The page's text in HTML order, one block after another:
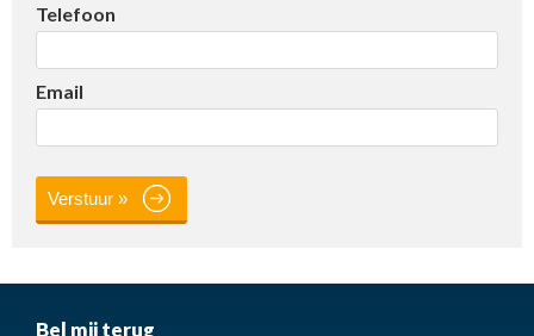
Telefoon
Email
Bel mij terug